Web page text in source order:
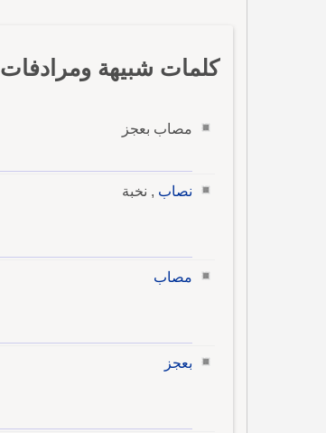
كلمات شبيهة ومرادفات
مصاب بعجز
نصاب , نخبة
مصاب
بعجز